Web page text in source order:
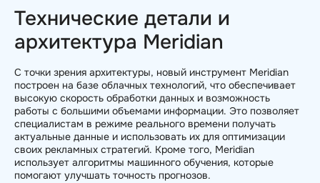
Технические детали и
архитектура Meridian
С точки зрения архитектуры, новый инструмент Meridian
построен на базе облачных технологий, что обеспечивает
высокую скорость обработки данных и возможность
работы с большими объемами информации. Это позволяет
специалистам в режиме реального времени получать
актуальные данные и использовать их для оптимизации
своих рекламных стратегий. Кроме того, Meridian
использует алгоритмы машинного обучения, которые
помогают улучшать точность прогнозов.